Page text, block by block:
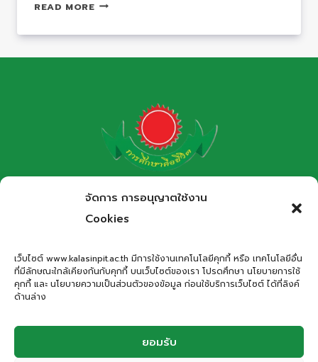
จัดการ การอนุญาตใช้งาน
Cookies
เว็บไซต์ www.kalasinpit.ac.th มีการใช้งานเทคโนโลยีคุกกี้ หรือ เทคโนโลยีอื่น
ที่มีลักษณะใกล้เคียงกันกับคุกกี้ บนเว็บไซต์ของเรา โปรดศึกษา นโยบายการใช้
คุกกี้ และ นโยบายความเป็นส่วนตัวของข้อมูล ก่อนใช้บริการเว็บไซต์ ได้ที่ลิงค์
ด้านล่าง
ยอมรับ
READ MOREโครงการ
ไทย
ว่าย
โรงเรียนกาฬสินธุ์พิทยาสรรพ์
สำนักงานเขตพื้นที่การศึกษามัธยมศึกษากาฬสินธุ์
ที่อยู่: เลขที่ 66 ถนนอรรถเปศล ตำบลกาฬสินธุ์ อำเภอเมือง
กาฬสินธุ์ จังหวัดกาฬสินธุ์ 46000
office.kps@kalasinpit.ac.th